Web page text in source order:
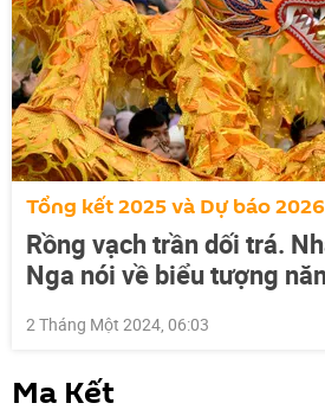
Tổng kết 2025 và Dự báo 2026
Rồng vạch trần dối trá.
Nga nói về biểu tượng
2 Tháng Một 2024, 06:03
Ma Kết